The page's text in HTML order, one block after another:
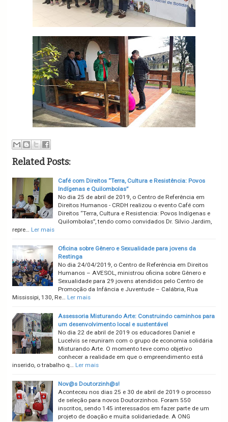
Related Posts:
Café com Direitos “Terra, Cultura e Resistência: Povos
Indígenas e Quilombolas”
No dia 25 de abril de 2019, o Centro de Referência em
Direitos Humanos - CRDH realizou o evento Café com
Direitos “Terra, Cultura e Resistencia: Povos Indígenas e
Quilombolas”, tendo como convidados Dr. Silvio Jardim,
repre… Ler mais
Oficina sobre Gênero e Sexualidade para jovens da
Restinga
No dia 24/04/2019, o Centro de Referência em Direitos
Humanos – AVESOL, ministrou oficina sobre Gênero e
Sexualidade para 29 jovens atendidos pelo Centro de
Promoção da Infância e Juventude – Calábria, Rua
Mississipi, 130, Re… Ler mais
Assessoria Misturando Arte: Construindo caminhos para
um desenvolvimento local e sustentável
No dia 22 de abril de 2019 os educadores Daniel e
Lucelvis se reuniram com o grupo de economia solidária
Misturando Arte. O momento teve como objetivo
conhecer a realidade em que o empreendimento está
inserido, o trabalho q… Ler mais
Nov@s Doutorzinh@s!
Aconteceu nos dias 25 e 30 de abril de 2019 o processo
de seleção para novos Doutorzinhos. Foram 550
inscritos, sendo 145 interessados em fazer parte de um
projeto de doação e muita solidariedade. A ONG